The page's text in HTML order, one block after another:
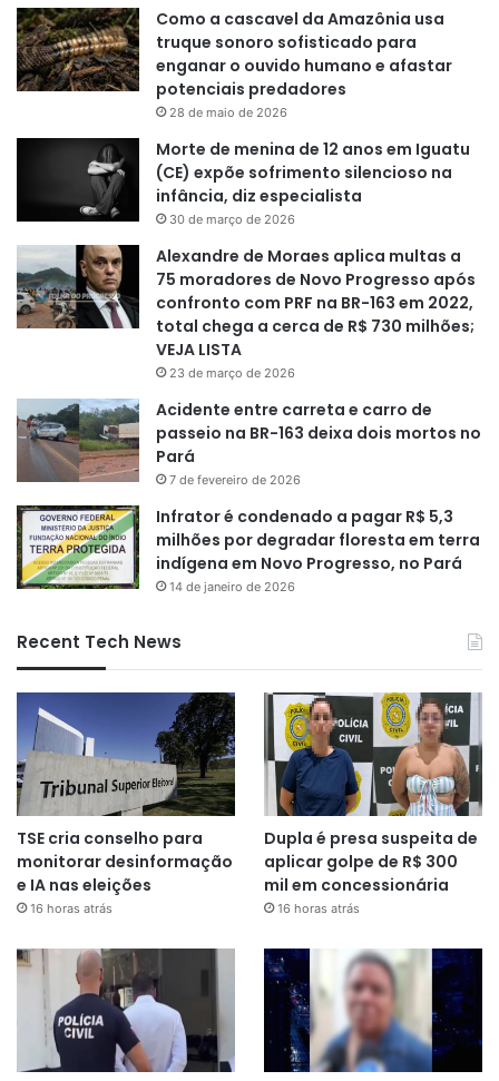
Como a cascavel da Amazônia usa
truque sonoro sofisticado para
enganar o ouvido humano e afastar
potenciais predadores
28 de maio de 2026
Morte de menina de 12 anos em Iguatu
(CE) expõe sofrimento silencioso na
infância, diz especialista
30 de março de 2026
Alexandre de Moraes aplica multas a
75 moradores de Novo Progresso após
confronto com PRF na BR-163 em 2022,
total chega a cerca de R$ 730 milhões;
VEJA LISTA
23 de março de 2026
Acidente entre carreta e carro de
passeio na BR-163 deixa dois mortos no
Pará
7 de fevereiro de 2026
Infrator é condenado a pagar R$ 5,3
milhões por degradar floresta em terra
indígena em Novo Progresso, no Pará
14 de janeiro de 2026
Recent Tech News
TSE cria conselho para
monitorar desinformação
e IA nas eleições
16 horas atrás
Dupla é presa suspeita de
aplicar golpe de R$ 300
mil em concessionária
16 horas atrás